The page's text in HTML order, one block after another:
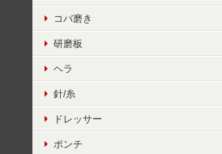
コバ磨き
研磨板
ヘラ
針/糸
ドレッサー
ポンチ